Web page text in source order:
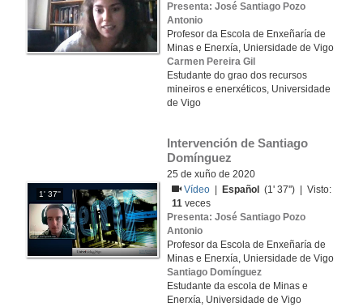
Presenta: José Santiago Pozo
Antonio
Profesor da Escola de Enxeñaría de
Minas e Enerxía, Uniersidade de Vigo
Carmen Pereira Gil
Estudante do grao dos recursos
mineiros e enerxéticos, Universidade
de Vigo
1' 37''
Intervención de Santiago
Domínguez
25 de xuño de 2020
Vídeo
Español
(1' 37'') | Visto:
11 veces
Presenta: José Santiago Pozo
Antonio
Profesor da Escola de Enxeñaría de
Minas e Enerxía, Uniersidade de Vigo
Santiago Domínguez
Estudante da escola de Minas e
Enerxía, Universidade de Vigo